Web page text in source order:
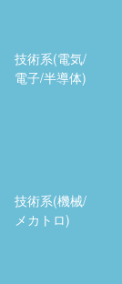
技術系(電気/
電子/半導体)
技術系(機械/
メカトロ)